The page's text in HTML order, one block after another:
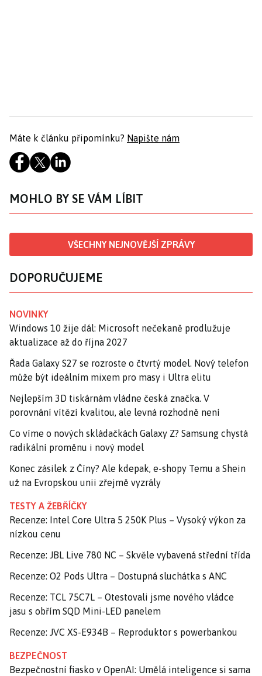
Máte k článku připomínku? Napište nám
MOHLO BY SE VÁM LÍBIT
VŠECHNY NEJNOVĚJŠÍ ZPRÁVY
DOPORUČUJEME
NOVINKY
Windows 10 žije dál: Microsoft nečekaně prodlužuje
aktualizace až do října 2027
Řada Galaxy S27 se rozroste o čtvrtý model. Nový telefon
může být ideálním mixem pro masy i Ultra elitu
Nejlepším 3D tiskárnám vládne česká značka. V
porovnání vítězí kvalitou, ale levná rozhodně není
Co víme o nových skládačkách Galaxy Z? Samsung chystá
radikální proměnu i nový model
Konec zásilek z Číny? Ale kdepak, e-shopy Temu a Shein
už na Evropskou unii zřejmě vyzrály
TESTY A ŽEBŘÍČKY
Recenze: Intel Core Ultra 5 250K Plus – Vysoký výkon za
nízkou cenu
Recenze: JBL Live 780 NC – Skvěle vybavená střední třída
Recenze: O2 Pods Ultra – Dostupná sluchátka s ANC
Recenze: TCL 75C7L – Otestovali jsme nového vládce
jasu s obřím SQD Mini-LED panelem
Recenze: JVC XS-E934B – Reproduktor s powerbankou
BEZPEČNOST
Bezpečnostní fiasko v OpenAI: Umělá inteligence si sama